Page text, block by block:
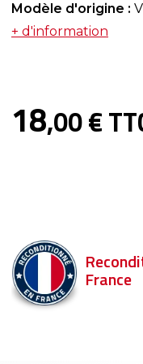
Modèle d'origine :
+ d'information
18,00 €